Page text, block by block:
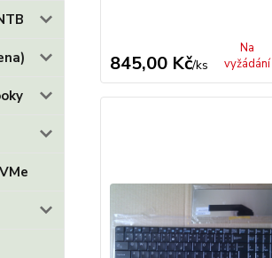
845,00 Kč/ks
Na
vyžádání